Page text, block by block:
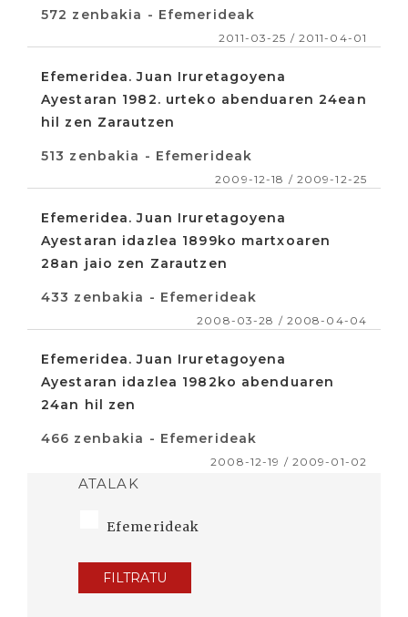
572 zenbakia - Efemerideak
2011-03-25 / 2011-04-01
Efemeridea. Juan Iruretagoyena
Ayestaran 1982. urteko abenduaren 24ean
hil zen Zarautzen
513 zenbakia - Efemerideak
2009-12-18 / 2009-12-25
Efemeridea. Juan Iruretagoyena
Ayestaran idazlea 1899ko martxoaren
28an jaio zen Zarautzen
433 zenbakia - Efemerideak
2008-03-28 / 2008-04-04
Efemeridea. Juan Iruretagoyena
Ayestaran idazlea 1982ko abenduaren
24an hil zen
466 zenbakia - Efemerideak
2008-12-19 / 2009-01-02
ATALAK
Efemerideak
FILTRATU